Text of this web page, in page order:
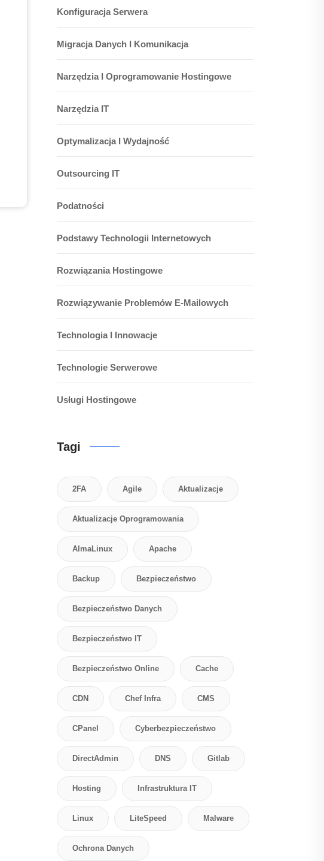
Konfiguracja Serwera
Migracja Danych I Komunikacja
Narzędzia I Oprogramowanie Hostingowe
Narzędzia IT
Optymalizacja I Wydajność
Outsourcing IT
Podatności
Podstawy Technologii Internetowych
Rozwiązania Hostingowe
Rozwiązywanie Problemów E-Mailowych
Technologia I Innowacje
Technologie Serwerowe
Usługi Hostingowe
Tagi
2FA Agile Aktualizacje
Aktualizacje Oprogramowania
AlmaLinux Apache
Backup Bezpieczeństwo
Bezpieczeństwo Danych
Bezpieczeństwo IT
Bezpieczeństwo Online Cache
CDN Chef Infra CMS
CPanel Cyberbezpieczeństwo
DirectAdmin DNS Gitlab
Hosting Infrastruktura IT
Linux LiteSpeed Malware
Ochrona Danych